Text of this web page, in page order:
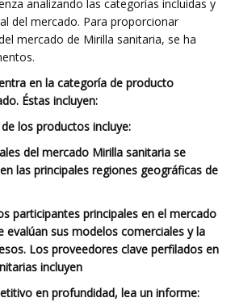
analizando las categorías incluidas y
del mercado. Para proporcionar
mercado de Mirilla sanitaria, se ha
en la categoría de producto
Éstas incluyen:
los productos incluye:
del mercado Mirilla sanitaria se
las principales regiones geográficas de
participantes principales en el mercado
evalúan sus modelos comerciales y la
Los proveedores clave perfilados en
incluyen
en profundidad, lea un informe: